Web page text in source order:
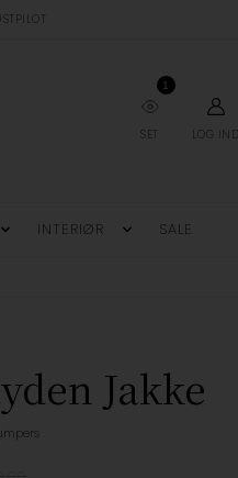
SET
1
LOG IND
INTERIØR SALE
Jakke